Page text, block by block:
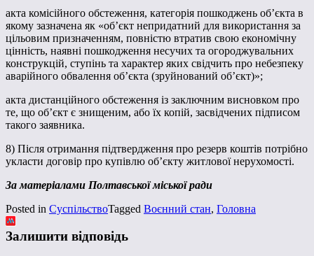
акта комісійного обстеження, категорія пошкоджень об’єкта в
якому зазначена як «об’єкт непридатний для використання за
цільовим призначенням, повністю втратив свою економічну
цінність, наявні пошкодження несучих та огороджувальних
конструкцій, ступінь та характер яких свідчить про небезпеку
аварійного обвалення об’єкта (зруйнований об’єкт)»;
акта дистанційного обстеження із заключним висновком про
те, що об’єкт є знищеним, або їх копій, засвідчених підписом
такого заявника.
8) Після отримання підтвердження про резерв коштів потрібно
укласти договір про купівлю об’єкту житлової нерухомості.
За матеріалами Полтавської міської ради
Posted in СуспільствоTagged Воєнний стан, Головна
Залишити відповідь